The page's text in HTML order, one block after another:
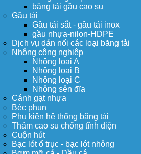
băng tải gầu cao su
Gầu tải
Gầu tải sắt - gầu tải inox
gầu nhựa-nilon-HDPE
Dịch vụ dán nối các loại băng tải
Nhông công nghiệp
Nhông loại A
Nhông loại B
Nhông loại C
Nhông sên đĩa
Cánh gạt nhựa
Béc phun
Phụ kiện hệ thống băng tải
Thảm cao su chống tĩnh điện
Cuộn hút
Bạc lót ổ trục - bạc lót nhông